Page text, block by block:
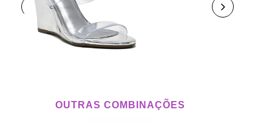
OUTRAS COMBINAÇÕES